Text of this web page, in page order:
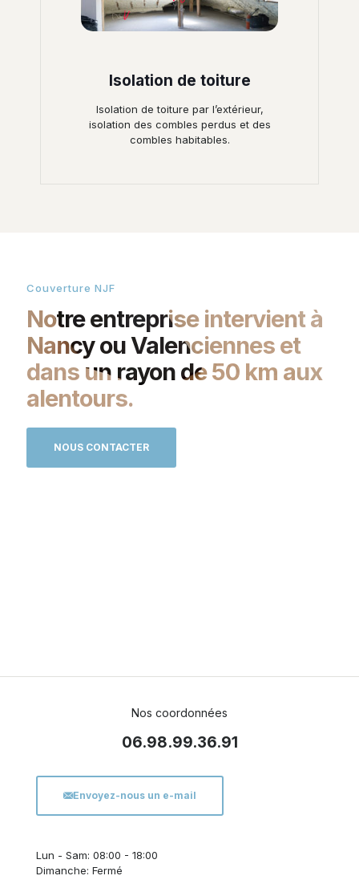
Isolation de toiture
Isolation de toiture par l’extérieur,
isolation des combles perdus et des
combles habitables.
Couverture NJF
Notre entreprise intervient à
Nancy ou Valenciennes et
dans un rayon de 50 km aux
alentours.
NOUS CONTACTER
Nos coordonnées
06.98.99.36.91
Envoyez-nous un e-mail
Lun - Sam: 08:00 - 18:00
Dimanche: Fermé